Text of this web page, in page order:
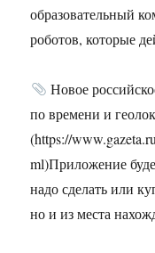
образовательный
роботов, которые
Новое
по времени и
(https://
ml)Приложение
надо сделать или
но и из места